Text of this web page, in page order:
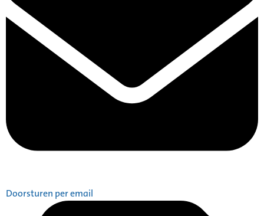
Doorsturen per email